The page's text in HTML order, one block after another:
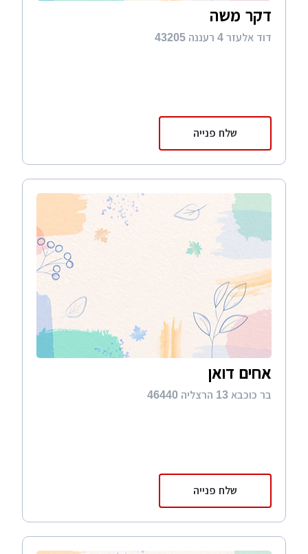
דקר משה
דוד אלעזר 4 רעננה 43205
שלח פנייה
אחים דואן
בר כוכבא 13 הרצליה 46440
שלח פנייה